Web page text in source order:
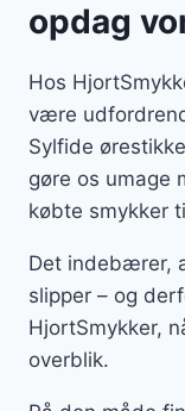
opdag
Hos
være
Sylfide
gøre os umage
købte smykker
Det indebærer,
slipper – og
HjortSmykker,
overblik.